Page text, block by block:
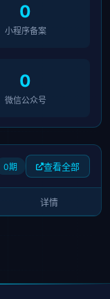
0
小程序备案
0
微信公众号
0期 查看全部
详情